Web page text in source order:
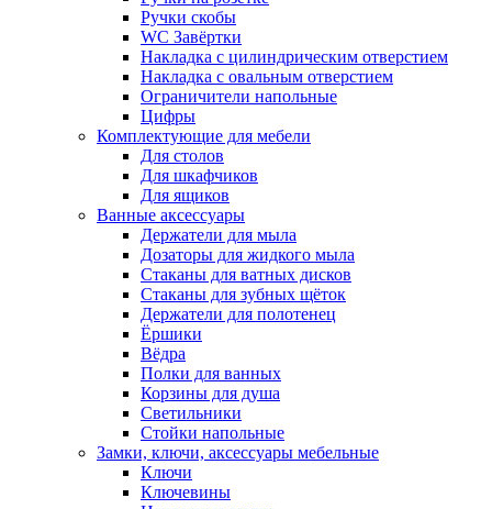
Ручки скобы
WC Завёртки
Накладка с цилиндрическим отверстием
Накладка с овальным отверстием
Ограничители напольные
Цифры
Комплектующие для мебели
Для столов
Для шкафчиков
Для ящиков
Ванные аксессуары
Держатели для мыла
Дозаторы для жидкого мыла
Стаканы для ватных дисков
Стаканы для зубных щёток
Держатели для полотенец
Ёршики
Вёдра
Полки для ванных
Корзины для душа
Светильники
Стойки напольные
Замки, ключи, аксессуары мебельные
Ключи
Ключевины